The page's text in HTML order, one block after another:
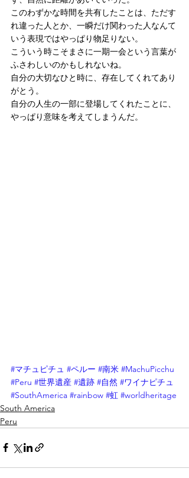
このわずかな時間を共有したことは、ただす
れ違った人とか、一瞬だけ関わった人なんて
いう表現ではやっぱり物足りない。
こういう時こそまさに一期一会という言葉が
ふさわしいのかもしれないね。
自分の大切なひと時に、存在してくれてあり
がとう。
自分の人生の一部に登場してくれたことに、
やっぱり意味を考えてしまうんだ。
#マチュピチュ #ペルー #南米 #MachuPicchu
#Peru #世界遺産 #遺跡 #自然 #ワイナピチュ
#SouthAmerica #rainbow #虹 #worldheritage
South America
Peru